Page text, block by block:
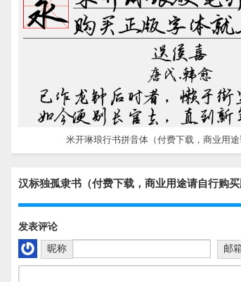
米开琳琅行书拼音体（付费下载，商业用途
汉标独孤隶书（付费下载，商业用途请自行购
发表评论
昵称
邮